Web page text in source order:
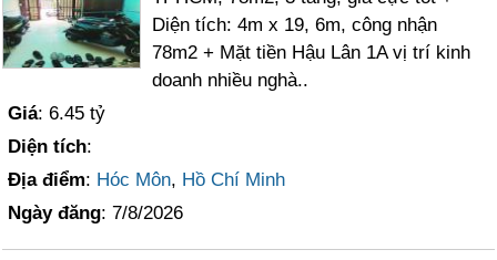
Diện tích: 4m x 19, 6m, công nhận
78m2 + Mặt tiền Hậu Lân 1A vị trí kinh
doanh nhiều nghà..
Giá: 6.45 tỷ
Diện tích:
Địa điểm: Hóc Môn, Hồ Chí Minh
Ngày đăng: 7/8/2026